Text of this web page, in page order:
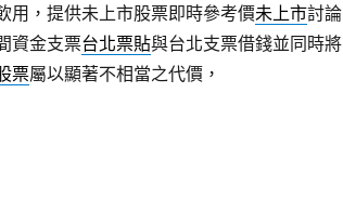
用，提供未上市股票即時參考價未上市討論
資金支票台北票貼與台北支票借錢並同時將
票屬以顯著不相當之代價，